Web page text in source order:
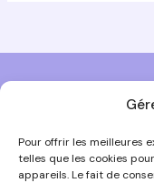
Pour offrir les meilleures
telles que les cookies
appareils. Le fait de